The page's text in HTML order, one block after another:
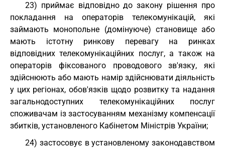
23) приймає відповідно до закону рішення про
покладання на операторів телекомунікацій, які
займають монопольне (домінуюче) становище або
мають істотну ринкову перевагу на ринках
відповідних телекомунікаційних послуг, а також на
операторів фіксованого проводового зв'язку, які
здійснюють або мають намір здійснювати діяльність
у цих регіонах, обов'язків щодо розвитку та надання
загальнодоступних телекомунікаційних послуг
споживачам із застосуванням механізму компенсації
збитків, установленого Кабінетом Міністрів України;
24) застосовує в установленому законодавством